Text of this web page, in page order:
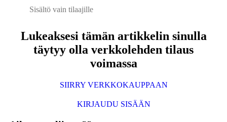
Sisältö vain tilaajille
Lukeaksesi tämän artikkelin sinulla
täytyy olla verkkolehden tilaus
voimassa
SIIRRY VERKKOKAUPPAAN
KIRJAUDU SISÄÄN